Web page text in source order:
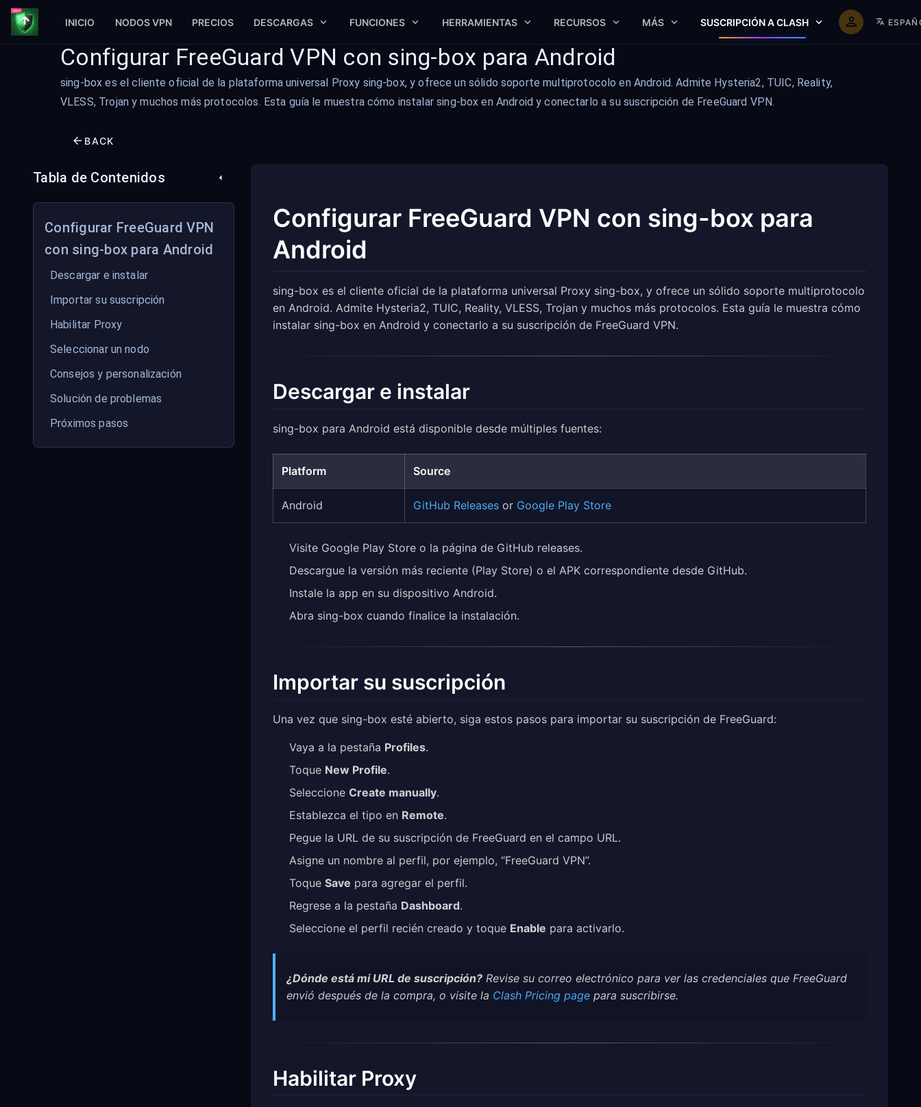
INICIO NODOS VPN PRECIOS DESCARGAS FUNCIONES HERRAMIENTAS RECURSOS MÁS SUSCRIPCIÓN A CLASH
Configurar FreeGuard VPN con sing-box para Android
sing-box es el cliente oficial de la plataforma universal Proxy sing-box, y ofrece un sólido soporte multiprotocolo en Android. Admite Hysteria2, TUIC, Reality,
VLESS, Trojan y muchos más protocolos. Esta guía le muestra cómo instalar sing-box en Android y conectarlo a su suscripción de FreeGuard VPN.
BACK
Tabla de Contenidos
Configurar FreeGuard VPN
con sing-box para Android
Descargar e instalar
Importar su suscripción
Habilitar Proxy
Seleccionar un nodo
Consejos y personalización
Solución de problemas
Próximos pasos
Configurar FreeGuard VPN con sing-box para
Android
sing-box es el cliente oficial de la plataforma universal Proxy sing-box, y ofrece un sólido soporte multiprotocolo
en Android. Admite Hysteria2, TUIC, Reality, VLESS, Trojan y muchos más protocolos. Esta guía le muestra cómo
instalar sing-box en Android y conectarlo a su suscripción de FreeGuard VPN.
Descargar e instalar
sing-box para Android está disponible desde múltiples fuentes:
Platform Source
Android GitHub Releases or Google Play Store
Visite Google Play Store o la página de GitHub releases.
Descargue la versión más reciente (Play Store) o el APK correspondiente desde GitHub.
Instale la app en su dispositivo Android.
Abra sing-box cuando finalice la instalación.
Importar su suscripción
Una vez que sing-box esté abierto, siga estos pasos para importar su suscripción de FreeGuard:
Vaya a la pestaña Profiles.
Toque New Profile.
Seleccione Create manually.
Establezca el tipo en Remote.
Pegue la URL de su suscripción de FreeGuard en el campo URL.
Asigne un nombre al perfil, por ejemplo, “FreeGuard VPN”.
Toque Save para agregar el perfil.
Regrese a la pestaña Dashboard.
Seleccione el perfil recién creado y toque Enable para activarlo.
¿Dónde está mi URL de suscripción? Revise su correo electrónico para ver las credenciales que FreeGuard
envió después de la compra, o visite la Clash Pricing page para suscribirse.
Habilitar Proxy